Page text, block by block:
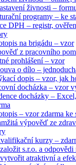
živnosti –
programy – ke
DPH – registr,
na brigádu – vzor
z pracovního
prohlášení – vzor
o dílo –
dopis – vzor, jak
docházka – vzor
docházky –
– vzor zdarma ke
výpověď ze
kurzy –
s.r.o. a odpovědi
atraktivní a